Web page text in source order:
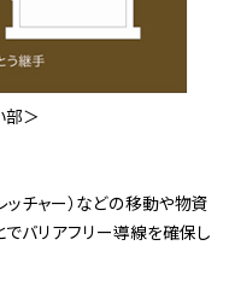
＞
ッチャー）などの移動や物資
バリアフリー導線を確保し